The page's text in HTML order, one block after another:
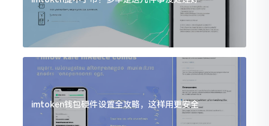
imtoken钱包硬件设置全攻略，这样用更安全